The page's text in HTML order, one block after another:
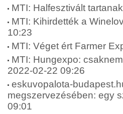
MTI: Halfesztivált
MTI: Kihirdették a
10:23
MTI: Véget ért Farmer
MTI: Hungexpo:
2022-02-22 09:26
eskuvopalota-
megszervezésében: egy
09:01